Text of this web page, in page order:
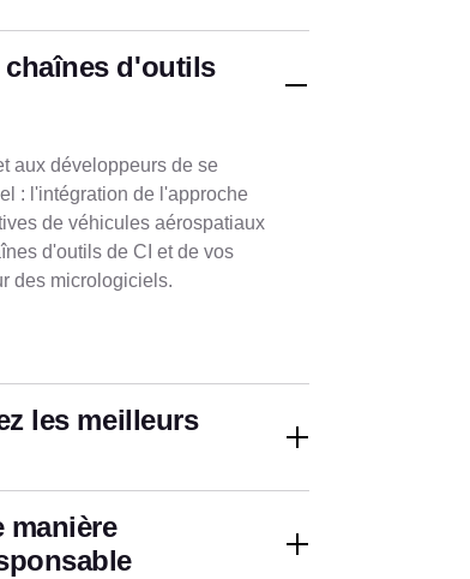
d'outils
aux développeurs de se
: l'intégration de l'approche
de véhicules aérospatiaux
d'outils de CI et de vos
des micrologiciels.
les meilleurs
manière